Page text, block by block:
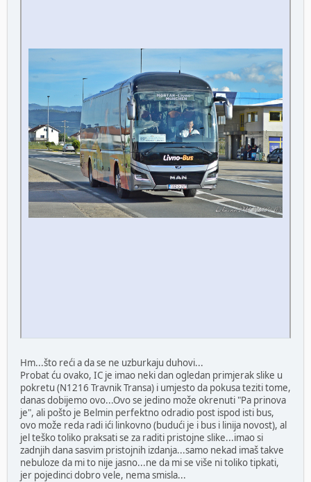
Hm...što reći a da se ne uzburkaju duhovi...
Probat ću ovako, IC je imao neki dan ogledan primjerak slike u
pokretu (N1216 Travnik Transa) i umjesto da pokusa teziti tome,
danas dobijemo ovo...Ovo se jedino može okrenuti "Pa prinova
je", ali pošto je Belmin perfektno odradio post ispod isti bus,
ovo može reda radi ići linkovno (budući je i bus i linija novost), al
jel teško toliko praksati se za raditi pristojne slike...imao si
zadnjih dana sasvim pristojnih izdanja...samo nekad imaš takve
nebuloze da mi to nije jasno...ne da mi se više ni toliko tipkati,
jer pojedinci dobro vele, nema smisla...